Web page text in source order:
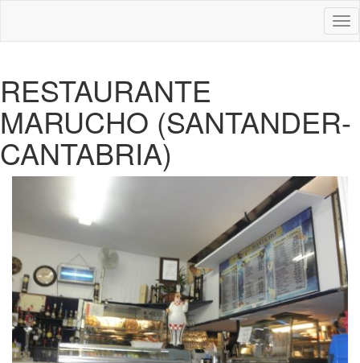
RESTAURANTE
MARUCHO (SANTANDER-
CANTABRIA)